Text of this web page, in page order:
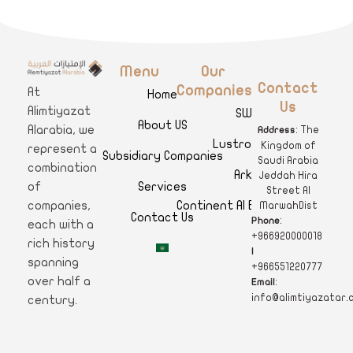
A
limtiyazat Alarabiaفي الامتيازات العربية، نحن نمثل مجموعة من الشركات، تتمتع كل منها بتاريخ غني يمتد لأكثر من نصف قرن.
At
Alimtiyazat
Alarabia, we
represent a
combination
of
companies,
each with a
rich history
spanning
over half a
century.
Menu
Home
About US
Subsidiary Companies
Services
Contact Us
Our
Companies
SWAR
Lustro Clinics
Arkan
Continent Al Ertiqaa Hotel
Contact
Us
Address: The
Kingdom of
Saudi Arabia
Jeddah Hira
Street Al
MarwahDist
Phone:
+966920000018
+966551220777
Email :